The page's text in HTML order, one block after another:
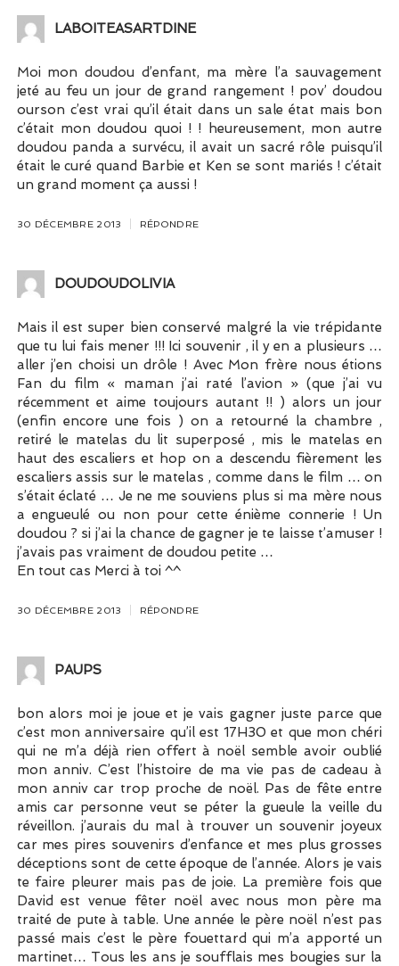
LABOITEASARTDINE
Moi mon doudou d’enfant, ma mère l’a sauvagement
jeté au feu un jour de grand rangement ! pov’ doudou
ourson c’est vrai qu’il était dans un sale état mais bon
c’était mon doudou quoi ! ! heureusement, mon autre
doudou panda a survécu, il avait un sacré rôle puisqu’il
était le curé quand Barbie et Ken se sont mariés ! c’était
un grand moment ça aussi !
30 DÉCEMBRE 2013 RÉPONDRE
DOUDOUDOLIVIA
Mais il est super bien conservé malgré la vie trépidante
que tu lui fais mener !!! Ici souvenir , il y en a plusieurs …
aller j’en choisi un drôle ! Avec Mon frère nous étions
Fan du film « maman j’ai raté l’avion » (que j’ai vu
récemment et aime toujours autant !! ) alors un jour
(enfin encore une fois ) on a retourné la chambre ,
retiré le matelas du lit superposé , mis le matelas en
haut des escaliers et hop on a descendu fièrement les
escaliers assis sur le matelas , comme dans le film … on
s’était éclaté … Je ne me souviens plus si ma mère nous
a engueulé ou non pour cette énième connerie ! Un
doudou ? si j’ai la chance de gagner je te laisse t’amuser !
j’avais pas vraiment de doudou petite …
En tout cas Merci à toi ^^
30 DÉCEMBRE 2013 RÉPONDRE
PAUPS
bon alors moi je joue et je vais gagner juste parce que
c’est mon anniversaire qu’il est 17H30 et que mon chéri
qui ne m’a déjà rien offert à noël semble avoir oublié
mon anniv. C’est l’histoire de ma vie pas de cadeau à
mon anniv car trop proche de noël. Pas de fête entre
amis car personne veut se péter la gueule la veille du
réveillon. j’aurais du mal à trouver un souvenir joyeux
car mes pires souvenirs d’enfance et mes plus grosses
déceptions sont de cette époque de l’année. Alors je vais
te faire pleurer mais pas de joie. La première fois que
David est venue fêter noël avec nous mon père ma
traité de pute à table. Une année le père noël n’est pas
passé mais c’est le père fouettard qui m’a apporté un
martinet… Tous les ans je soufflais mes bougies sur la